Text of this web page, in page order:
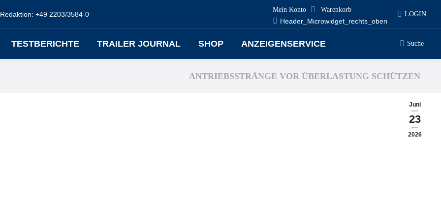
Redaktion: +49 2203/3584-0
Mein Konto Warenkorb
Header_Microwidget_rechts_oben
LOGIN
TESTBERICHTE TRAILER JOURNAL SHOP ANZEIGENSERVICE Search:
Suche
ANTRIEBSSTRÄNGE VOR ÜBERLASTUNG SCHÜTZEN
Juni
23
2026